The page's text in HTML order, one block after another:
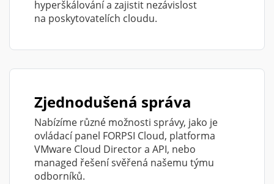
hyperškálování a zajistit nezávislost
na poskytovatelích cloudu.
Zjednodušená správa
Nabízíme různé možnosti správy, jako je
ovládací panel FORPSI Cloud, platforma
VMware Cloud Director a API, nebo
managed řešení svěřená našemu týmu
odborníků.